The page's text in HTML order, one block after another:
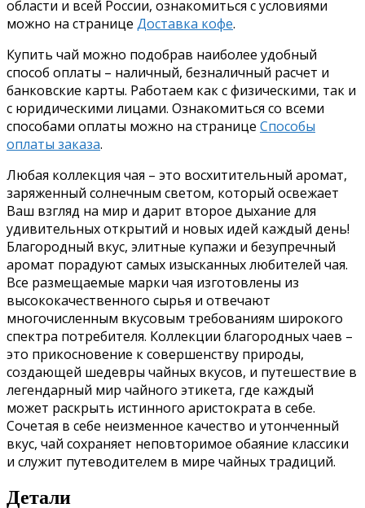
области и всей России, ознакомиться с условиями
можно на странице Доставка кофе.
Купить чай можно подобрав наиболее удобный
способ оплаты – наличный, безналичный расчет и
банковские карты. Работаем как с физическими, так и
с юридическими лицами. Ознакомиться со всеми
способами оплаты можно на странице Способы
оплаты заказа.
Любая коллекция чая – это восхитительный аромат,
заряженный солнечным светом, который освежает
Ваш взгляд на мир и дарит второе дыхание для
удивительных открытий и новых идей каждый день!
Благородный вкус, элитные купажи и безупречный
аромат порадуют самых изысканных любителей чая.
Все размещаемые марки чая изготовлены из
высококачественного сырья и отвечают
многочисленным вкусовым требованиям широкого
спектра потребителя. Коллекции благородных чаев –
это прикосновение к совершенству природы,
создающей шедевры чайных вкусов, и путешествие в
легендарный мир чайного этикета, где каждый
может раскрыть истинного аристократа в себе.
Сочетая в себе неизменное качество и утонченный
вкус, чай сохраняет неповторимое обаяние классики
и служит путеводителем в мире чайных традиций.
Детали